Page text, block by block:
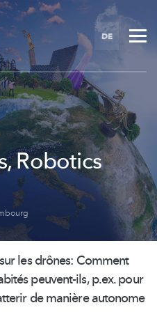
DE
Robotics
les drônes: Comment
peuvent-ils, p.ex. pour
de manière autonome